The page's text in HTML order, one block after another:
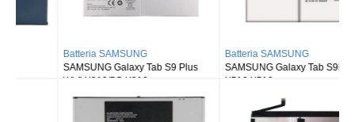
Batteria SAMSUNG
SAMSUNG Galaxy Tab S9 Plus
Wi-fi X810/5G X816
Batteria SAMSUNG
SAMSUNG Galaxy Tab S9FE X510
X516 X518